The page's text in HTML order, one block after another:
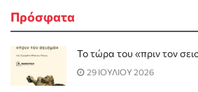
Πρόσφατα
Το τώρα του «πριν τον
29 ΙΟΥΛΙΟΥ 2026